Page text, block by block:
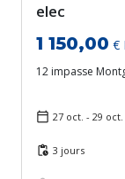
elec
1 150,00 €
12 impasse
27 oct. - 29 oct.
3 jours